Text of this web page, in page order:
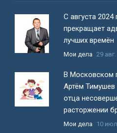
С августа
прекращает
лучших времён
Мои дела 29 авг.
В Московском
Артём Тимушев
отца
расторжении
Мои дела 10